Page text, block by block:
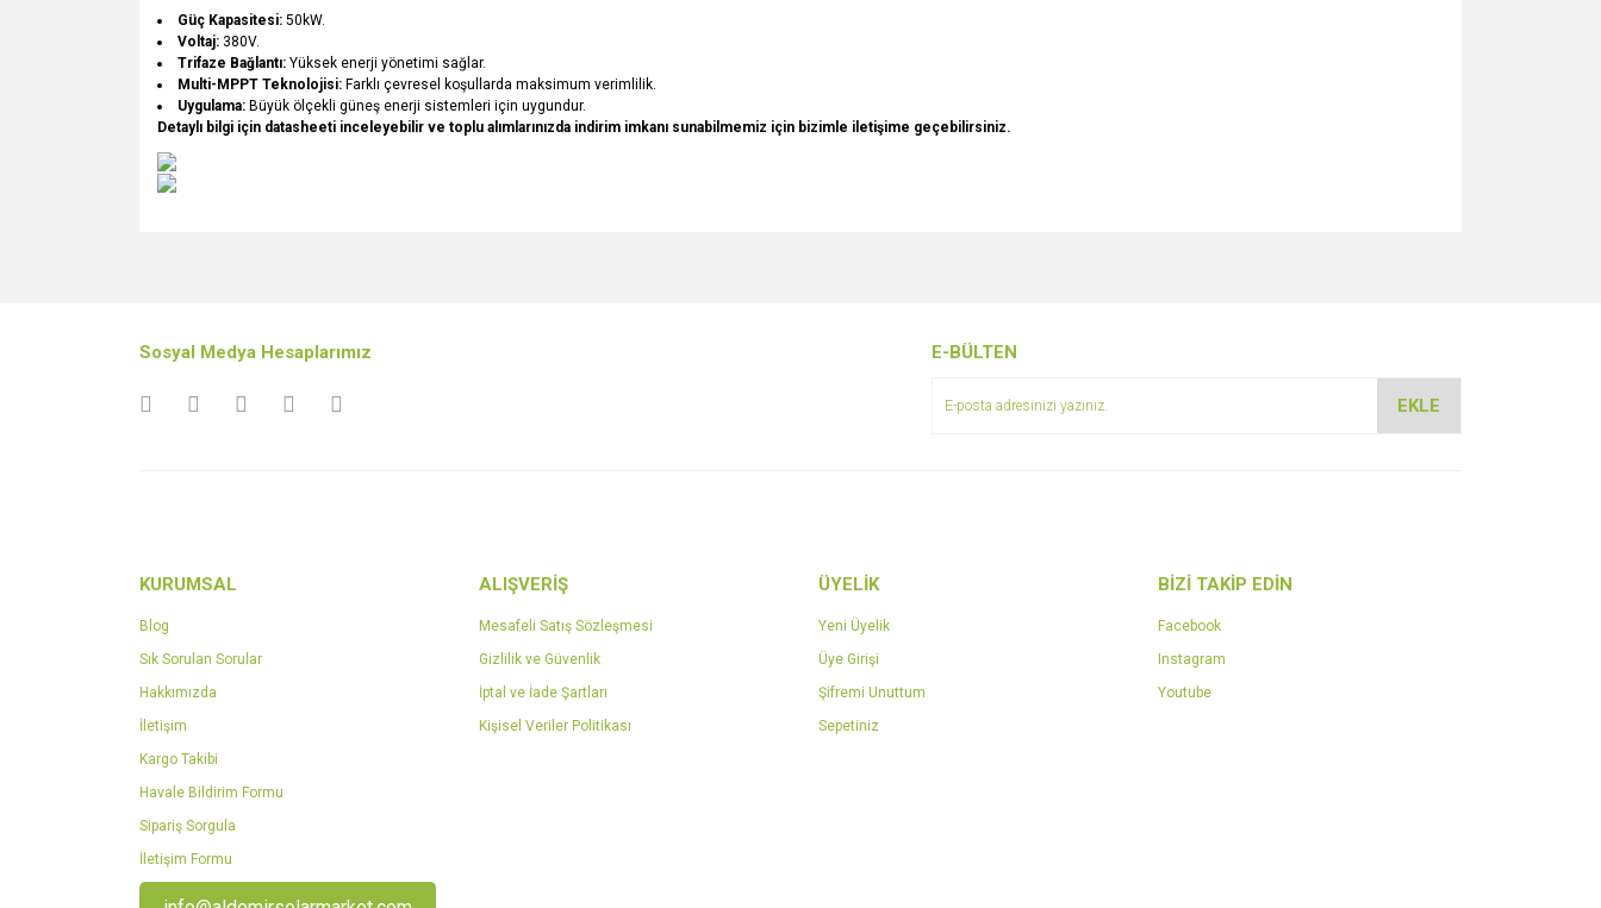
Güç Kapasitesi: 50kW.
Voltaj: 380V.
Trifaze Bağlantı: Yüksek enerji yönetimi sağlar.
Multi-MPPT Teknolojisi: Farklı çevresel koşullarda maksimum verimlilik.
Uygulama: Büyük ölçekli güneş enerji sistemleri için uygundur.
Detaylı bilgi için datasheeti inceleyebilir ve toplu alımlarınızda indirim imkanı sunabilmemiz için bizimle iletişime geçebilirsiniz.
Ürün açıklamasında eksik bilgiler bulunuyor.
Sosyal Medya Hesaplarımız E-BÜLTEN
EKLE
KURUMSAL
Blog
Sık Sorulan Sorular
Hakkımızda
İletişim
Kargo Takibi
Havale Bildirim Formu
Sipariş Sorgula
İletişim Formu
ALIŞVERİŞ
Mesafeli Satış Sözleşmesi
Gizlilik ve Güvenlik
İptal ve İade Şartları
Kişisel Veriler Politikası
ÜYELİK
Yeni Üyelik
Üye Girişi
Şifremi Unuttum
Sepetiniz
BİZİ TAKİP EDİN
Facebook
Instagram
Youtube